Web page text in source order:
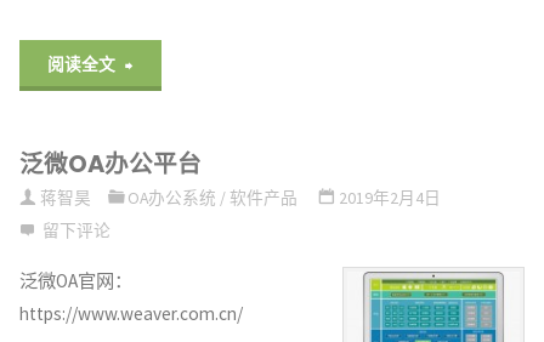
阅读全文
OA
泛微OA办公平台
蒋智昊 OA办公系统 / 软件产品
2019年2月4日
留下评论
泛微OA官网：
https://www.weaver.com.cn/